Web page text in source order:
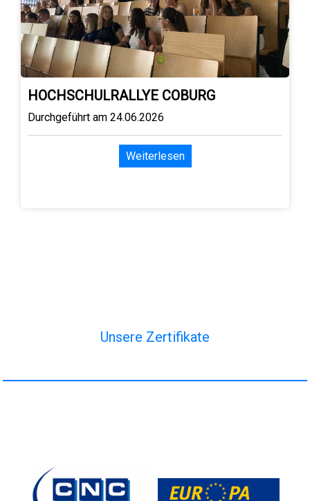
HOCHSCHULRALLYE COBURG
Durchgeführt am 24.06.2026
Weiterlesen
Unsere Zertifikate